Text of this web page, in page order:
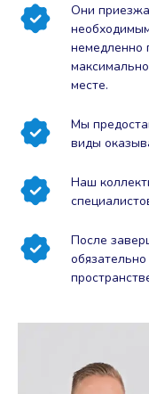
Они
немедленно
месте.
Мы
виды
Наш
После